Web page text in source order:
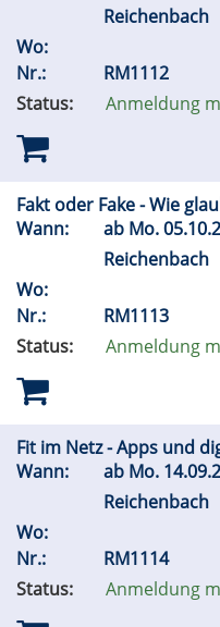
Reichenbach
Wo:
Nr.:
RM1112
Status:
Anmeldung
Fakt oder Fake - Wie
Wann:
ab Mo.
Reichenbach
Wo:
Nr.:
RM1113
Status:
Anmeldung
Fit im Netz - Apps und
Wann:
ab Mo.
Reichenbach
Wo:
Nr.:
RM1114
Status:
Anmeldung